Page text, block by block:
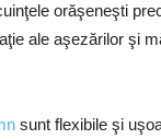
orăşeneşti
ale aşezărilor şi
sunt flexibile şi